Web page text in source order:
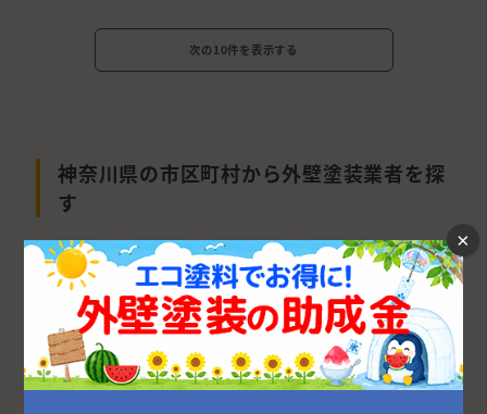
次の10件を表示する
神奈川県の市区町村から外壁塗装業者を探
す
横浜市 川崎市 相模原市
横須賀市
藤沢市
茅ヶ崎市 大和市
平塚市
鎌倉市
厚木市 秦野市
小田原市
座間市
海老名市 綾瀬市
伊勢原市
×